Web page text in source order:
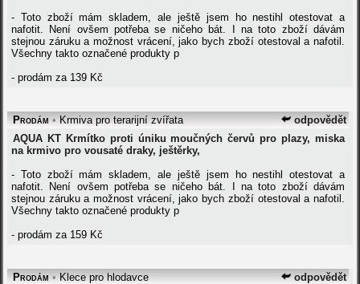
- Toto zboží mám skladem, ale ještě jsem ho nestihl otestovat a
nafotit. Není ovšem potřeba se ničeho bát. I na toto zboží dávám
stejnou záruku a možnost vrácení, jako bych zboží otestoval a nafotil.
Všechny takto označené produkty p
- prodám za 139 Kč
odpovědět
Prodám •Krmiva pro terarijní zvířata
AQUA KT Krmítko proti úniku moučných červů pro plazy, miska
na krmivo pro vousaté draky, ještěrky,
- Toto zboží mám skladem, ale ještě jsem ho nestihl otestovat a
nafotit. Není ovšem potřeba se ničeho bát. I na toto zboží dávám
stejnou záruku a možnost vrácení, jako bych zboží otestoval a nafotil.
Všechny takto označené produkty p
- prodám za 159 Kč
odpovědět
Prodám •Klece pro hlodavce